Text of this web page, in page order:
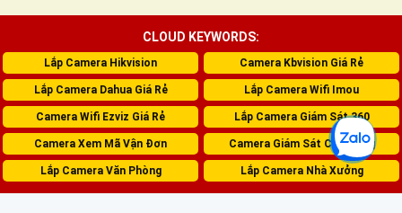
CLOUD KEYWORDS:
Lắp Camera Hikvision Camera Kbvision Giá Rẻ
Lắp Camera Dahua Giá Rẻ Lắp Camera Wifi Imou
Camera Wifi Ezviz Giá Rẻ Lắp Camera Giám Sát 360
Camera Xem Mã Vận Đơn Camera Giám Sát Cửa Hàng
Lắp Camera Văn Phòng Lắp Camera Nhà Xưởng